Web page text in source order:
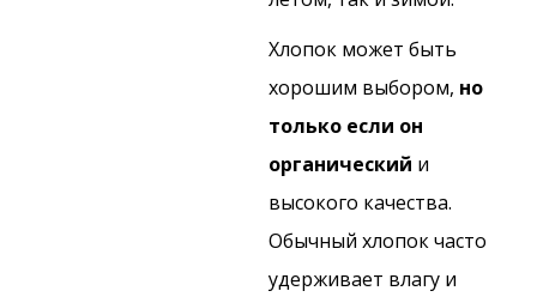
Хлопок может быть
хорошим выбором, но
только если он
органический и
высокого качества.
Обычный хлопок часто
удерживает влагу и